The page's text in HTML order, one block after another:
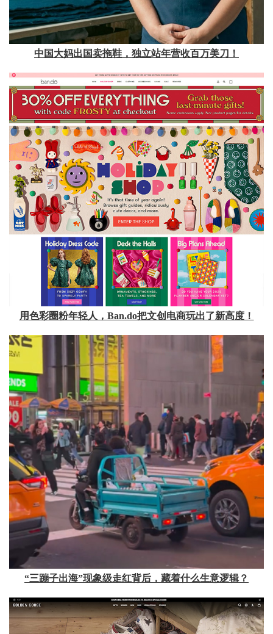
中国大妈出国卖拖鞋，独立站年营收百万美刀！
用色彩圈粉年轻人，Ban.do把文创电商玩出了新高度！
“三蹦子出海”现象级走红背后，藏着什么生意逻辑？